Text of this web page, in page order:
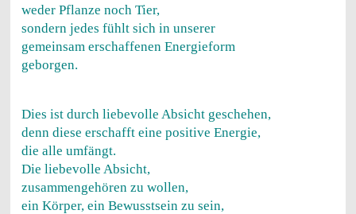
weder Pflanze noch Tier,
sondern jedes fühlt sich in unserer
gemeinsam erschaffenen Energieform
geborgen.
Dies ist durch liebevolle Absicht geschehen,
denn diese erschafft eine positive Energie,
die alle umfängt.
Die liebevolle Absicht,
zusammengehören zu wollen,
ein Körper, ein Bewusstsein zu sein,